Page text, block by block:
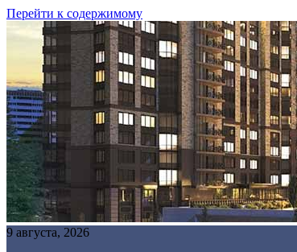
Перейти к содержимому
9 августа, 2026